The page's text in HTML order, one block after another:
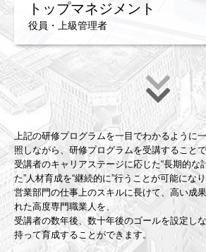
トップマネジメント
役員・上級管理者
上記の研修プログラムを一目でわかるように
照しながら、研修プログラムを受講することで
受講者のキャリアステージに応じた“長期的な
た”人材育成を“継続的に”行うことが可能になり
営業部門の仕事上のスキルに長けて、高い成
れた高度専門職業人を、
受講者の数年後、数十年後のゴールを設定し
持って育成することができます。